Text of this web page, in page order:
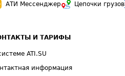
АТИ Мессенджер Цепочки грузов
И ТАРИФЫ
ATI.SU
информация